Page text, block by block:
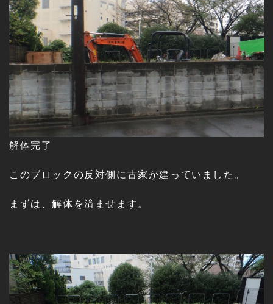
解体完了
このブロックの反対側に古家が建っていました。
まずは、解体を済ませます。